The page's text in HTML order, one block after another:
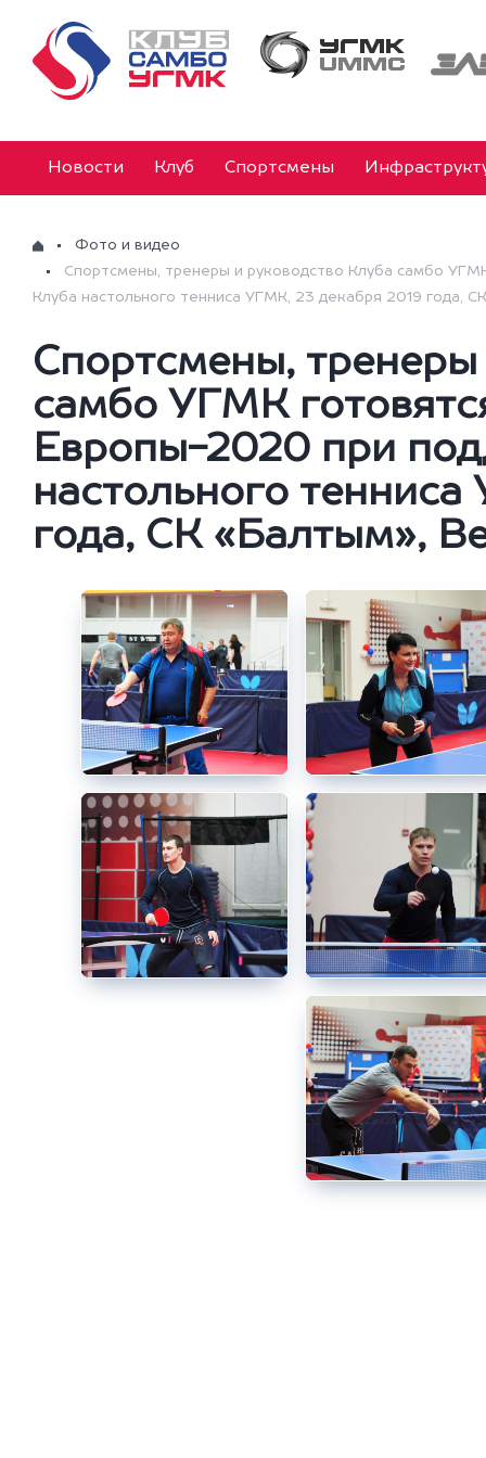
Новости Клуб Спортсмены
Фото и видео
Спортсмены, тренеры и руководство Клуба самбо
Клуба настольного тенниса УГМК, 23 декабря 2019 года,
Спортсмены,
самбо УГМК
Европы-2020 при
настольного
года, СК «Балтым»,